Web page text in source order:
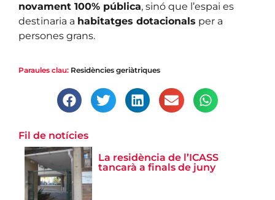
novament 100% pública, sinó que l’espai es
destinaria a habitatges dotacionals per a
persones grans.
Paraules clau: Residències geriàtriques
Fil de notícies
La residència de l’ICASS
tancarà a finals de juny